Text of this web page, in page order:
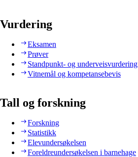
Vurdering
Eksamen
Prøver
Standpunkt- og underveisvurdering
Vitnemål og kompetansebevis
Tall og forskning
Forskning
Statistikk
Elevundersøkelsen
Foreldreundersøkelsen i barnehage